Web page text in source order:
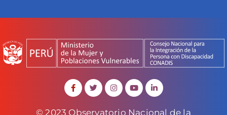
© 2023 Observatorio Nacional de la